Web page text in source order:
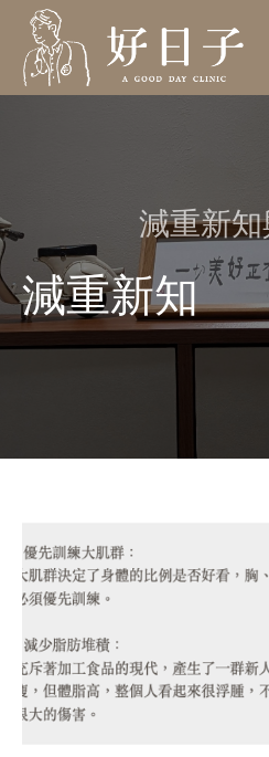
減重新
減重新知